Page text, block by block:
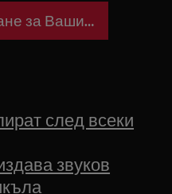
Свалете упътване за Вашия уред
след всеки
звуков